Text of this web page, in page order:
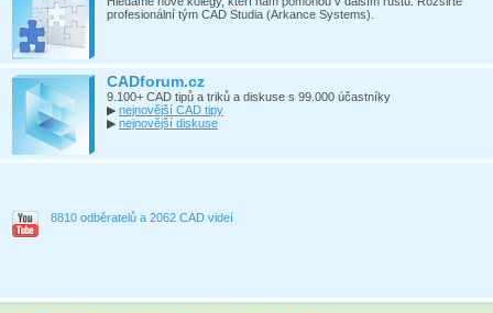
profesionální tým CAD Studia (Arkance Systems).
CADforum.cz
9.100+ CAD tipů a triků a diskuse s 99.000 účastníky
▶ nejnovější CAD tipy
▶ nejnovější diskuse
8810 odběratelů a 2062 CAD videí